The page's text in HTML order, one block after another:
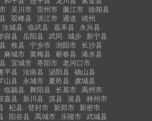
吴川市 雷州市 廉江市
徐闻县
双峰县 洪江市 通道
靖州
汝城县 临武县 嘉禾县
永兴县
容县 岳阳县 武冈 城步
新宁县
攸县 宁乡市 浏阳市
长沙县
麻城市 黄梅县 蕲春县
浠水县
宜城市 枣阳市
老河口市
平县 汝南县 泌阳县
确山县
山县 永城市 夏邑县
虞城县
临颍县 舞阳县 长葛市
禹州市
嘉县 新川县 淇县 浚县
林州市
杞县 登封市 新郑市
新密市
阳谷县 禹城市 乐陵市
武城县